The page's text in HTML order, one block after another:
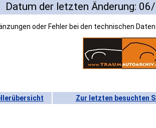
Datum der letzten Änderung:
oder Fehler bei den technischen
Zur letzten besuchten